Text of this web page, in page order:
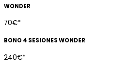
WONDER
70€*
BONO 4 SESIONES WONDER
240€*